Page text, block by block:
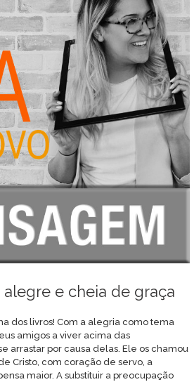
e cheia de graça
dos livros! Com a alegria como tema
amigos a viver acima das
arrastar por causa delas. Ele os chamou
Cristo, com coração de servo, a
maior. A substituir a preocupação